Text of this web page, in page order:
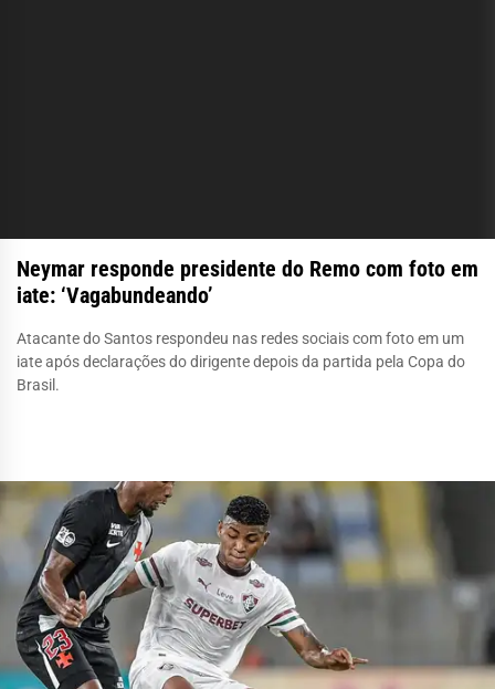
Neymar responde presidente do Remo com foto em
iate: ‘Vagabundeando’
Atacante do Santos respondeu nas redes sociais com foto em um
iate após declarações do dirigente depois da partida pela Copa do
Brasil.